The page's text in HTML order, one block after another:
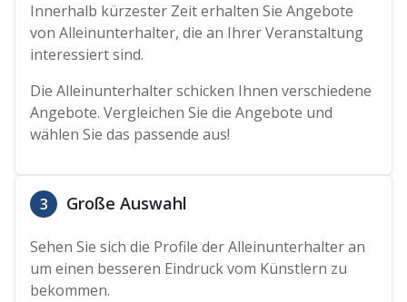
Innerhalb kürzester Zeit erhalten Sie Angebote
von Alleinunterhalter, die an Ihrer Veranstaltung
interessiert sind.
Die Alleinunterhalter schicken Ihnen verschiedene
Angebote. Vergleichen Sie die Angebote und
wählen Sie das passende aus!
3 Große Auswahl
Sehen Sie sich die Profile der Alleinunterhalter an
um einen besseren Eindruck vom Künstlern zu
bekommen.